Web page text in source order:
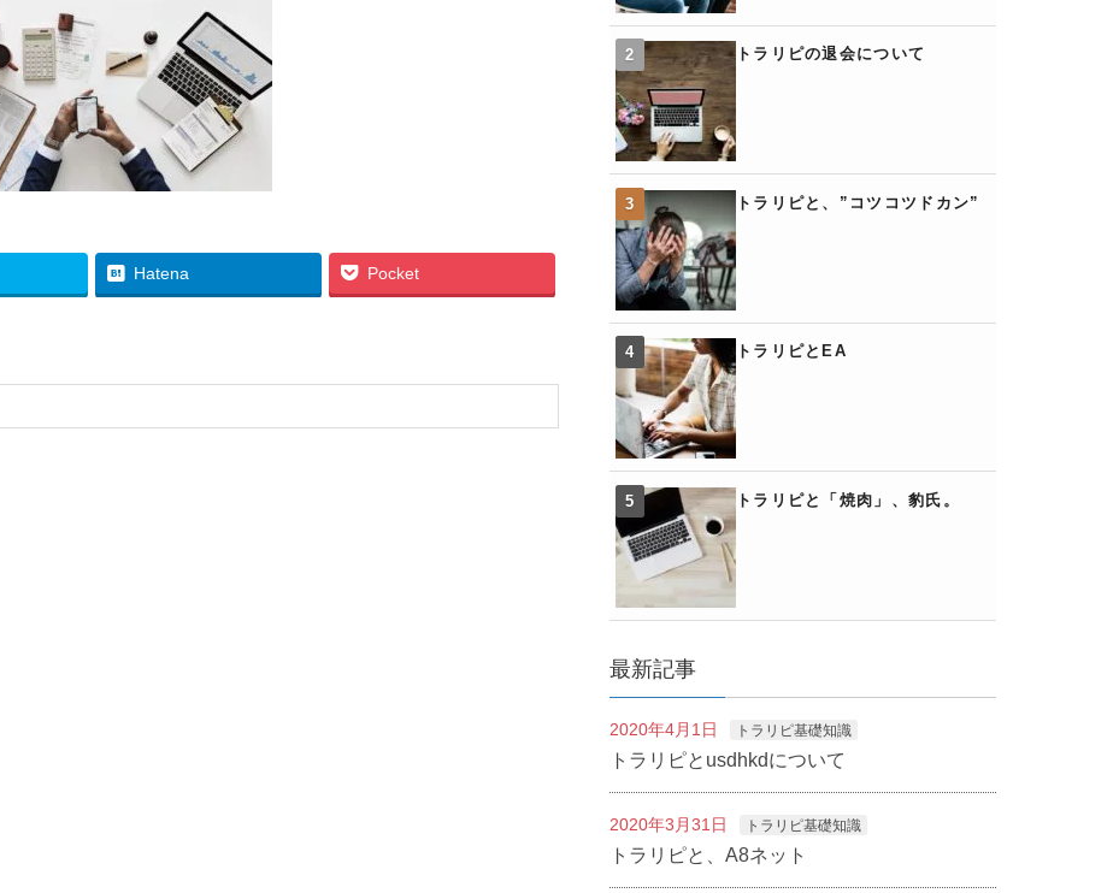
Hatena Pocket
トラリピの退会について
トラリピと、”コツコツドカン”
トラリピとEA
トラリピと「焼肉」、豹氏。
最新記事
2020年4月1日 トラリピ基礎知識
トラリピとusdhkdについて
2020年3月31日 トラリピ基礎知識
トラリピと、A8ネット